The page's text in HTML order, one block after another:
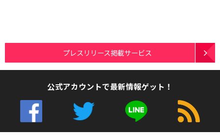
プレスリリース掲載サービス
公式アカウントで最新情報ゲット！